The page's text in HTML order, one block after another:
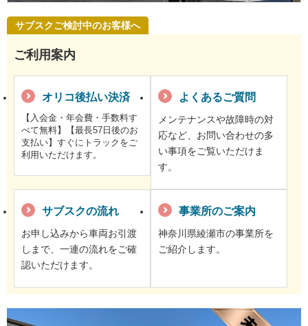
サブスクご検討中のお客様へ
ご利用案内
オリコ後払い決済
【入会金・年会費・手数料す
べて無料】【最長57日後のお
支払い】すぐにトラックをご
利用いただけます。
よくあるご質問
メンテナンスや故障時の対
応など、お問い合わせの多
い事項をご覧いただけま
す。
サブスクの流れ
お申し込みから車両お引渡
しまで、一連の流れをご確
認いただけます。
事業所のご案内
神奈川県綾瀬市の事業所を
ご紹介します。